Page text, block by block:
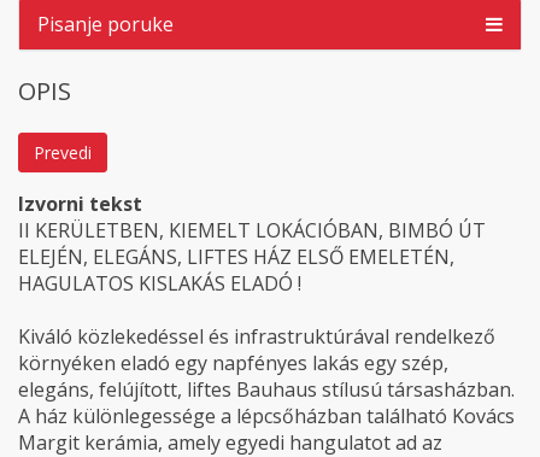
Pisanje poruke
OPIS
Prevedi
Izvorni tekst
II KERÜLETBEN, KIEMELT LOKÁCIÓBAN, BIMBÓ ÚT
ELEJÉN, ELEGÁNS, LIFTES HÁZ ELSŐ EMELETÉN,
HAGULATOS KISLAKÁS ELADÓ !
Kiváló közlekedéssel és infrastruktúrával rendelkező
környéken eladó egy napfényes lakás egy szép,
elegáns, felújított, liftes Bauhaus stílusú társasházban.
A ház különlegessége a lépcsőházban található Kovács
Margit kerámia, amely egyedi hangulatot ad az